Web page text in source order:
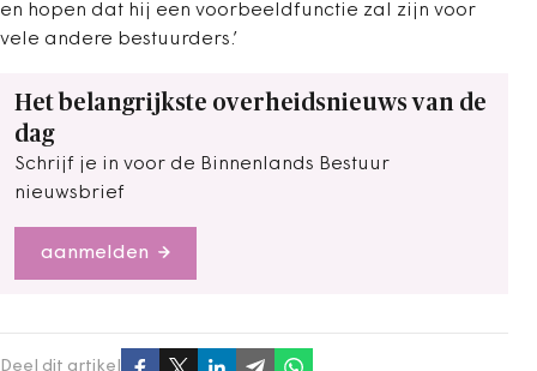
en hopen dat hij een voorbeeldfunctie zal zijn voor
vele andere bestuurders.’
Het belangrijkste overheidsnieuws van de
dag
Schrijf je in voor de Binnenlands Bestuur
nieuwsbrief
aanmelden
Deel dit artikel